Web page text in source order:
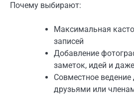
Почему выбирают:
Максимальная
записей
Добавление
заметок, идей и
Совместное ведение
друзьями или